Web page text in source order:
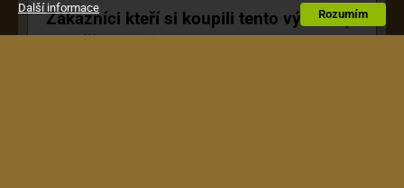
Zákazníci kteří si koupili tento výrobek,
si pořídili také toto:
Rozumím
Další informace